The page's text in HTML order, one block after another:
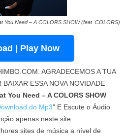
You Need – A COLORS SHOW (feat. COLORS)
| Play Now
AGRADECEMOS A TUA
ESSA NOVA NOVIDADE
You Need – A COLORS SHOW
do Mp3” E Escute o Áudio
apenas neste site:
sites de música a nível de